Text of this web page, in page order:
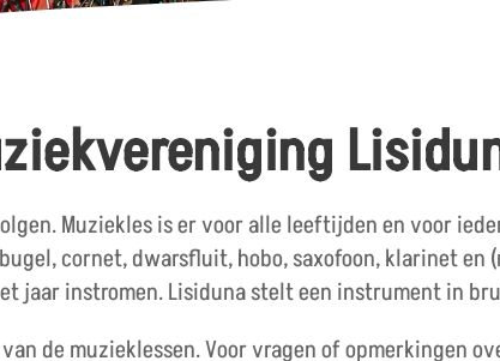
Muziekles is er voor alle leeftijden en voor
cornet, dwarsfluit, hobo, saxofoon, klarinet
jaar instromen. Lisiduna stelt een instrument in
de muzieklessen. Voor vragen of opmerkingen